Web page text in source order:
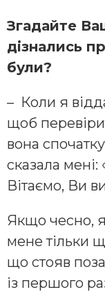
Згадайте
дізнались
були?
– Коли я
щоб
вона
сказала
Вітаємо, Ви
Якщо чесно, я
мене тільки
що стояв
із першого